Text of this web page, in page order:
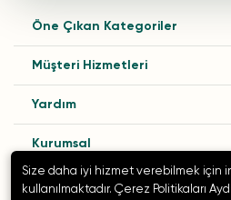
Öne Çıkan Kategoriler
Müşteri Hizmetleri
Yardım
Kurumsal
Size daha iyi hizmet verebilmek için
kullanılmaktadır. Çerez Politikaları